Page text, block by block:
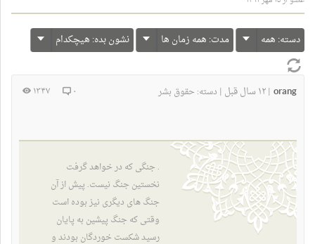
دسته: همه مدت: همه زمان ها نشون بده: هیچکدام
orang
|۱۲ سال قبل | دسته: حقوق بشر ۰ ۱۳۴۷
. جنگی که در خواهد گرفت
نخستین جنگ نیست. پیش از آن
جنگ های دیگری نیز بوده است
وقتی که جنگ پیشین به پایان
رسید شکست خوردگان بودند و